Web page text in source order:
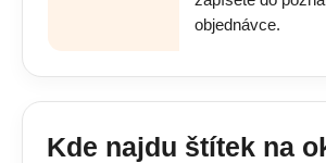
objednávce.
Kde najdu štítek na